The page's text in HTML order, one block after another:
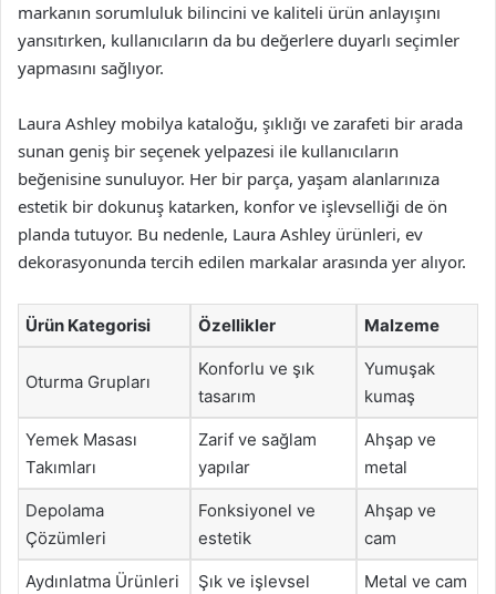
markanın sorumluluk bilincini ve kaliteli ürün anlayışını
yansıtırken, kullanıcıların da bu değerlere duyarlı seçimler
yapmasını sağlıyor.
Laura Ashley mobilya kataloğu, şıklığı ve zarafeti bir arada
sunan geniş bir seçenek yelpazesi ile kullanıcıların
beğenisine sunuluyor. Her bir parça, yaşam alanlarınıza
estetik bir dokunuş katarken, konfor ve işlevselliği de ön
planda tutuyor. Bu nedenle, Laura Ashley ürünleri, ev
dekorasyonunda tercih edilen markalar arasında yer alıyor.
Ürün Kategorisi Özellikler Malzeme
Oturma Grupları
Konforlu ve şık
tasarım
Yumuşak
kumaş
Yemek Masası
Takımları
Zarif ve sağlam
yapılar
Ahşap ve
metal
Depolama
Çözümleri
Fonksiyonel ve
estetik
Ahşap ve
cam
Aydınlatma Ürünleri Şık ve işlevsel Metal ve cam